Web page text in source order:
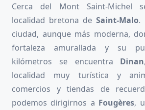
Cerca del Mont Saint-Michel
localidad bretona de Saint-Malo.
ciudad, aunque más moderna,
fortaleza amurallada y su
kilómetros se encuentra Dinan
localidad muy turística y
comercios y tiendas de
podemos dirigirnos a Fougères,